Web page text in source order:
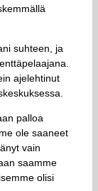
suhteen, ja
ajelehtinut
palloa
ole saaneet
vain
saamme
olisi